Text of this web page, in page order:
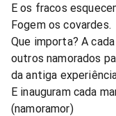
E os fracos
Fogem os covardes.
Que importa? A
outros namorados
da antiga
E inauguram cada
(namoramor)